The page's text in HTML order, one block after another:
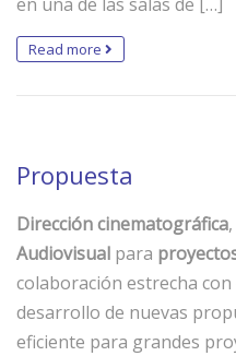
Read more
Propuesta
Dirección cinematográfica,
Audiovisual para
colaboración estrecha
desarrollo de nuevas
eficiente para grandes